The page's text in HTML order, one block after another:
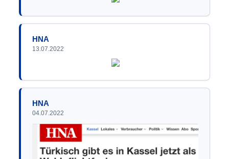
HNA
13.07.2022
HNA
04.07.2022